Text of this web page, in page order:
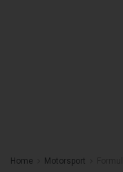
Home Motorsport